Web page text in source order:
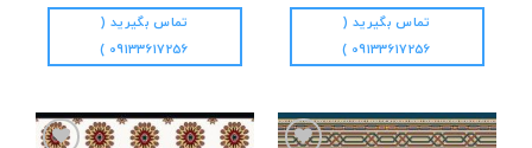
تماس بگیرید (
09133617256 )
تماس بگیرید (
09133617256 )